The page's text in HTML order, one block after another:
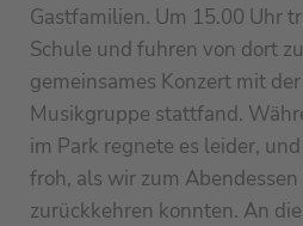
Gastfamilien. Um 15.00 Uhr
Schule und fuhren von dort
gemeinsames Konzert mit
Musikgruppe stattfand.
im Park regnete es leider,
froh, als wir zum
zurückkehren konnten. An